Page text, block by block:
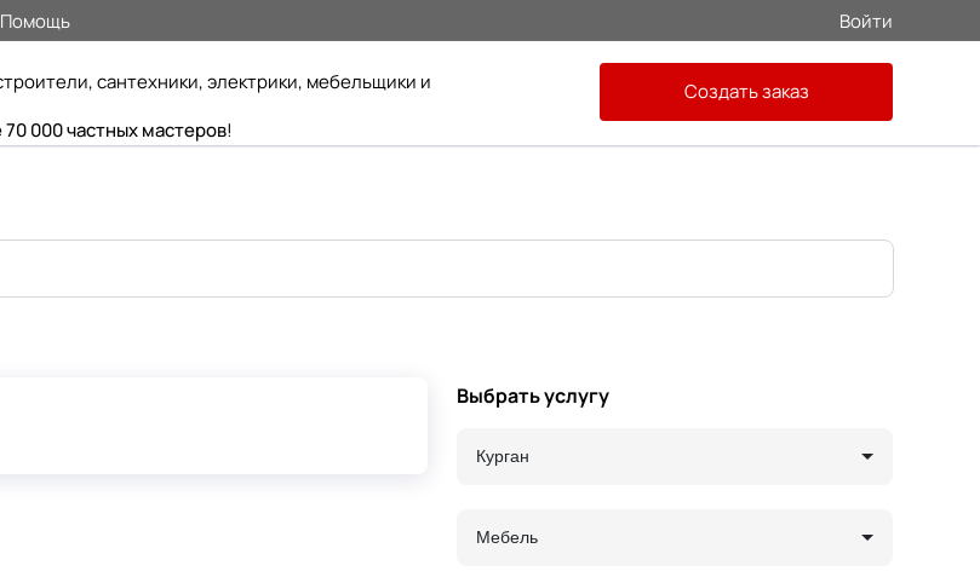
Помощь Войти
сантехники, электрики, мебельщики и
000 частных мастеров!
Создать заказ
Выбрать услугу
Курган
Мебель